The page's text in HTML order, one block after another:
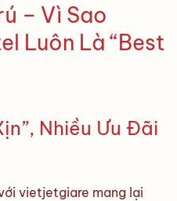
– Vì Sao
Luôn Là “Best
Nhiều Ưu Đãi
vietjetgiare mang lại